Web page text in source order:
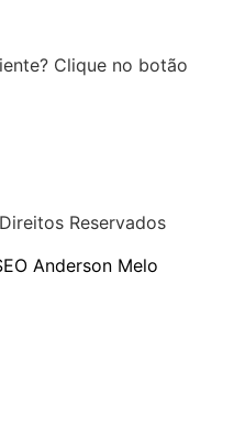
Clique no botão
Anderson Melo
Reservados